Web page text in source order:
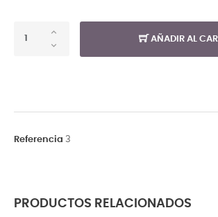
AÑADIR AL
Referencia 3
PRODUCTOS RELACIONADOS